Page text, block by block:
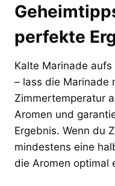
perfekte
Kalte Marinade
– lass die Marinade
Zimmertemperatur
Aromen und
Ergebnis. Wenn du
mindestens eine
die Aromen optimal